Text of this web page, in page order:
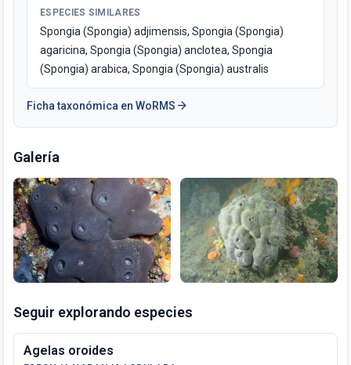
ESPECIES SIMILARES
Spongia (Spongia) adjimensis, Spongia (Spongia)
agaricina, Spongia (Spongia) anclotea, Spongia
(Spongia) arabica, Spongia (Spongia) australis
Ficha taxonómica en WoRMS arrow_forward
Galería
Seguir explorando especies
Agelas oroides